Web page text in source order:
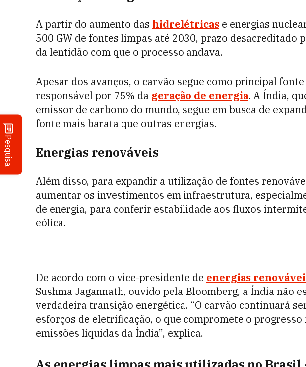
Pesquisa
A partir do aumento das hidrelétricas e energias
500 GW de fontes limpas até 2030, prazo desacreditado
da lentidão com que o processo andava.
Apesar dos avanços, o carvão segue como principal
responsável por 75% da geração de energia. A Índia,
emissor de carbono do mundo, segue em busca de
fonte mais barata que outras energias.
Energias renováveis
Além disso, para expandir a utilização de fontes
aumentar os investimentos em infraestrutura,
de energia, para conferir estabilidade aos fluxos
eólica.
De acordo com o vice-presidente de energias
Sushma Jagannath, ouvido pela Bloomberg, a Índia não
verdadeira transição energética. “O carvão continuará
esforços de eletrificação, o que compromete o progresso
emissões líquidas da Índia”, explica.